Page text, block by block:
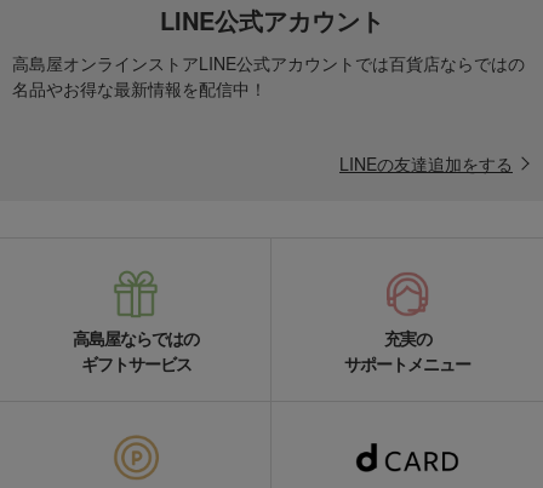
LINE公式アカウント
高島屋オンラインストアLINE公式アカウントでは百貨店ならではの
名品やお得な最新情報を配信中！
LINEの友達追加をする
高島屋ならではの
ギフトサービス
充実の
サポートメニュー